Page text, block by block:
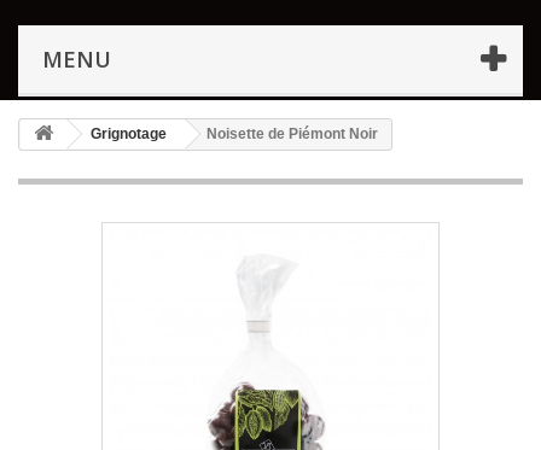
MENU
Grignotage Noisette de Piémont Noir